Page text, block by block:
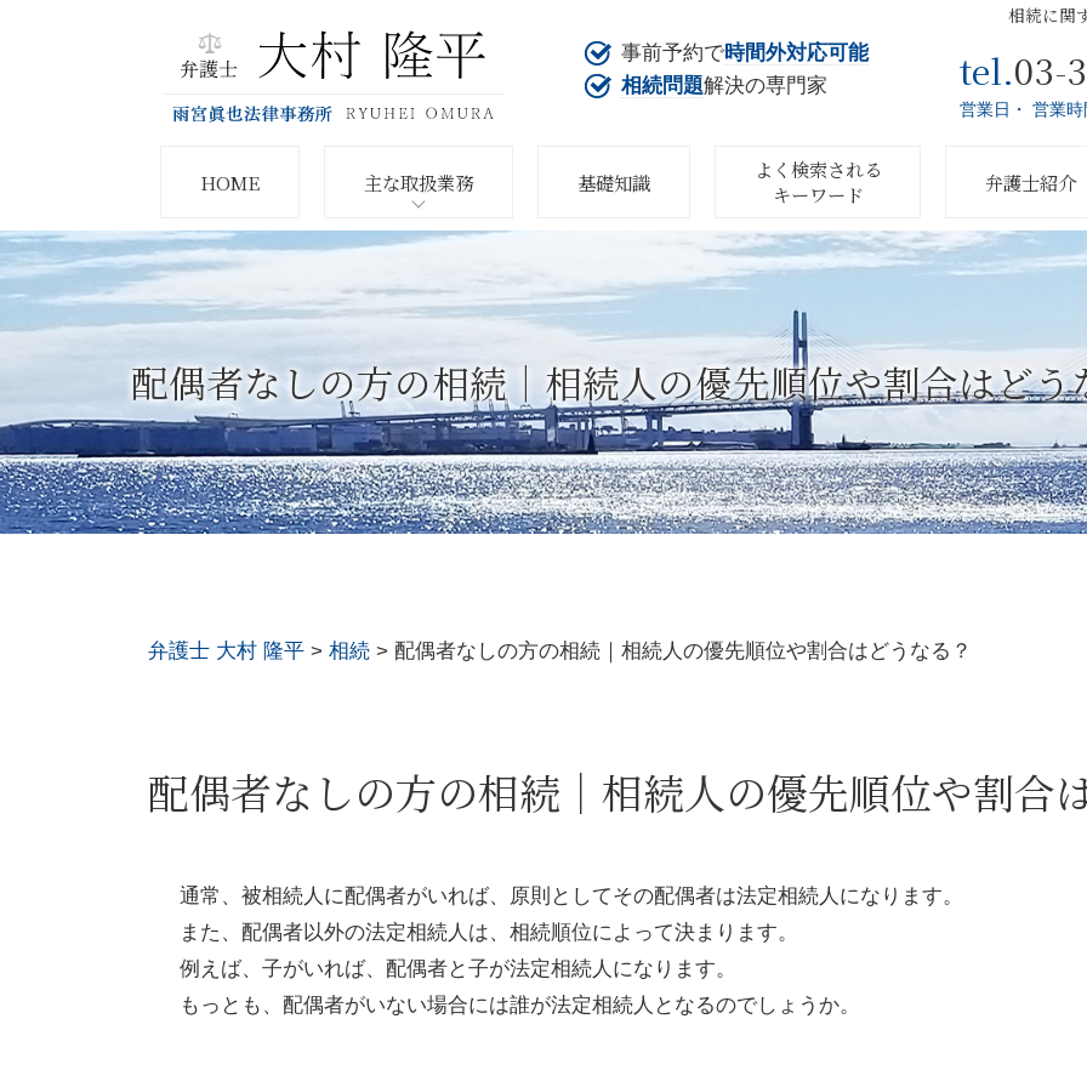
配偶者なしの方の相続｜相続人の優先順位や割合はど
相続に関
事前予約で時間外対応可能
相続問題解決の専門家 tel.03-
営業日・ 営業時
HOME 主な取扱業務 基礎知識
よく検索される
キーワード
弁護士紹介
弁護士 大村 隆平 > 相続 > 配偶者なしの方の相続｜相続人の優先順位や割合はどうなる？
配偶者なしの方の相続｜相続人の優先順位や割合
通常、被相続人に配偶者がいれば、原則としてその配偶者は法定相続人になります。
また、配偶者以外の法定相続人は、相続順位によって決まります。
例えば、子がいれば、配偶者と子が法定相続人になります。
もっとも、配偶者がいない場合には誰が法定相続人となるのでしょうか。